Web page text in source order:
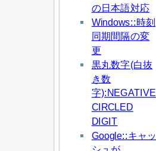
の日本語対応
Windows::時刻
同期間隔の変
更
黒丸数字(白抜
き数
字):NEGATIVE
CIRCLED
DIGIT
Google::キャッ